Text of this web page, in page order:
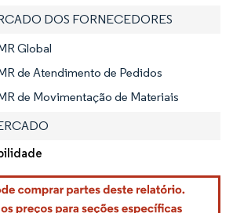
DOS FORNECEDORES
Global
de Atendimento de Pedidos
de Movimentação de Materiais